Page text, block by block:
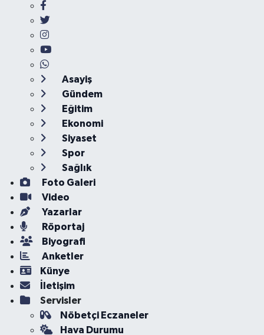
Asayiş
Gündem
Eğitim
Ekonomi
Siyaset
Spor
Sağlık
Foto Galeri
Video
Yazarlar
Röportaj
Biyografi
Anketler
Künye
İletişim
Servisler
Nöbetçi Eczaneler
Hava Durumu